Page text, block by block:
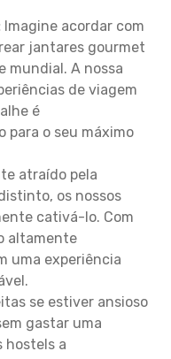
Imagine acordar com
jantares gourmet
mundial. A nossa
de viagem
é
para o seu máximo
atraído pela
os nossos
cativá-lo. Com
altamente
uma experiência
se estiver ansioso
gastar uma
hostels a